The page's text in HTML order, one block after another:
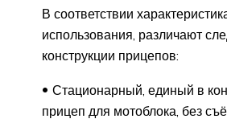
В соответствии
использования, различают
конструкции прицепов:
Стационарный, единый в
прицеп для мотоблока, без